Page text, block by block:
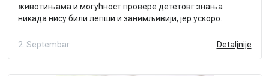
животињама и могућност провере дететовг знања
никада нису били лепши и занимљивији, јер ускоро
2. Septembar
Detaljnije